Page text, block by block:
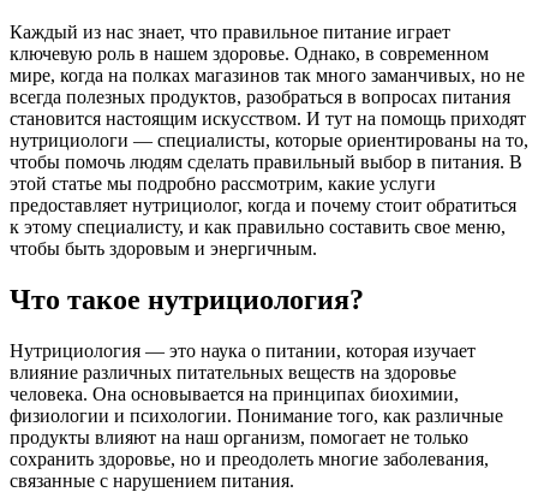
Каждый из нас знает, что правильное питание играет
ключевую роль в нашем здоровье. Однако, в современном
мире, когда на полках магазинов так много заманчивых, но не
всегда полезных продуктов, разобраться в вопросах питания
становится настоящим искусством. И тут на помощь приходят
нутрициологи — специалисты, которые ориентированы на то,
чтобы помочь людям сделать правильный выбор в питания. В
этой статье мы подробно рассмотрим, какие услуги
предоставляет нутрициолог, когда и почему стоит обратиться
к этому специалисту, и как правильно составить свое меню,
чтобы быть здоровым и энергичным.
Что такое нутрициология?
Нутрициология — это наука о питании, которая изучает
влияние различных питательных веществ на здоровье
человека. Она основывается на принципах биохимии,
физиологии и психологии. Понимание того, как различные
продукты влияют на наш организм, помогает не только
сохранить здоровье, но и преодолеть многие заболевания,
связанные с нарушением питания.